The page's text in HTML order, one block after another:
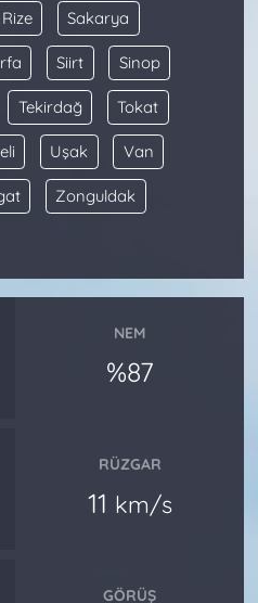
Rize Sakarya
Siirt Sinop
Tekirdağ Tokat
Uşak Van
Zonguldak
NEM
%87
RÜZGAR
11 km/s
GÖRÜŞ